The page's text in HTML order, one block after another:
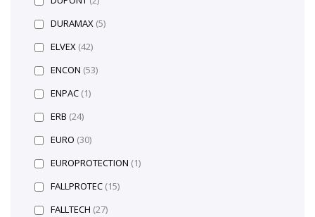
DURAMAX (5)
ELVEX (42)
ENCON (53)
ENPAC (1)
ERB (24)
EURO (30)
EUROPROTECTION (1)
FALLPROTEC (15)
FALLTECH (27)